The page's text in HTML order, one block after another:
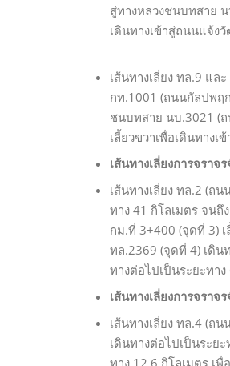
สู่ทางหลวงชนบทสาย
เดินทางเข้าสู่ถนนแจ้ง
เส้นทางเลี่ยง ทล.9 แล
กท.1001 (ถนนกัลปพฤ
ชนบทสาย นบ.3021 (ถ
เลี้ยวขวาเพื่อเดินทาง
เส้นทางเลี่ยงการจรา
เส้นทางเลี่ยง ทล.2 (ถ
ทาง 41 กิโลเมตร จนถึ
กม.ที่ 3+400 (จุดที่ 3)
ทล.2369 (จุดที่ 4) เดิน
ทางต่อไปเป็นระยะทา
เส้นทางเลี่ยงการจรา
เส้นทางเลี่ยง ทล.4 (ถ
เดินทางต่อไปเป็นระย